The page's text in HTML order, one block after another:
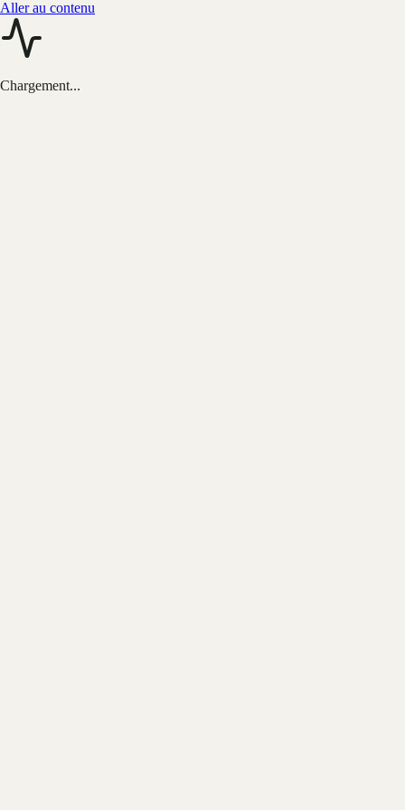
Aller au contenu
Chargement...